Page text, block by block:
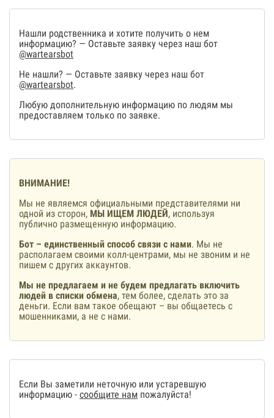
Нашли родственника и хотите получить о нем
информацию? — Оставьте заявку через наш бот
@wartearsbot
Не нашли? — Оставьте заявку через наш бот
@wartearsbot.
Любую дополнительную информацию по людям мы
предоставляем только по заявке.
ВНИМАНИЕ!
Мы не являемся официальными представителями ни
одной из сторон, МЫ ИЩЕМ ЛЮДЕЙ, используя
публично размещенную информацию.
Бот – единственный способ связи с нами. Мы не
располагаем своими колл-центрами, мы не звоним и не
пишем с других аккаунтов.
Мы не предлагаем и не будем предлагать включить
людей в списки обмена, тем более, сделать это за
деньги. Если вам такое обещают – вы общаетесь с
мошенниками, а не с нами.
Если Вы заметили неточную или устаревшую
информацию - сообщите нам пожалуйста!